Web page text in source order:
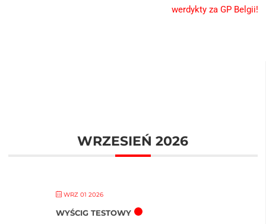
werdykty za GP Belgii!
WRZESIEŃ 2026
WRZ 01 2026
WYŚCIG TESTOWY